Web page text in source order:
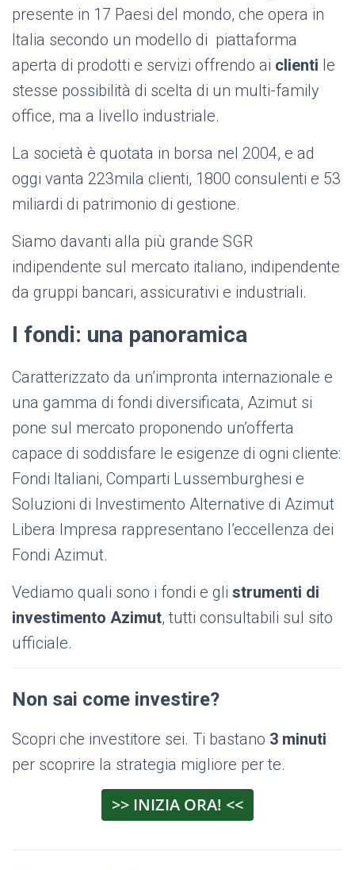
presente in 17 Paesi del mondo, che opera in
Italia secondo un modello di piattaforma
aperta di prodotti e servizi offrendo ai clienti le
stesse possibilità di scelta di un multi-family
office, ma a livello industriale.
La società è quotata in borsa nel 2004, e ad
oggi vanta 223mila clienti, 1800 consulenti e 53
miliardi di patrimonio di gestione.
Siamo davanti alla più grande SGR
indipendente sul mercato italiano, indipendente
da gruppi bancari, assicurativi e industriali.
I fondi: una panoramica
Caratterizzato da un’impronta internazionale e
una gamma di fondi diversificata, Azimut si
pone sul mercato proponendo un’offerta
capace di soddisfare le esigenze di ogni cliente:
Fondi Italiani, Comparti Lussemburghesi e
Soluzioni di Investimento Alternative di Azimut
Libera Impresa rappresentano l’eccellenza dei
Fondi Azimut.
Vediamo quali sono i fondi e gli strumenti di
investimento Azimut, tutti consultabili sul sito
ufficiale.
Non sai come investire?
Scopri che investitore sei. Ti bastano 3 minuti
per scoprire la strategia migliore per te.
>> INIZIA ORA! <<